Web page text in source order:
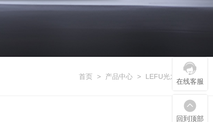
在线客服
回到顶部
首页 > 产品中心 > LEFU光之子系列